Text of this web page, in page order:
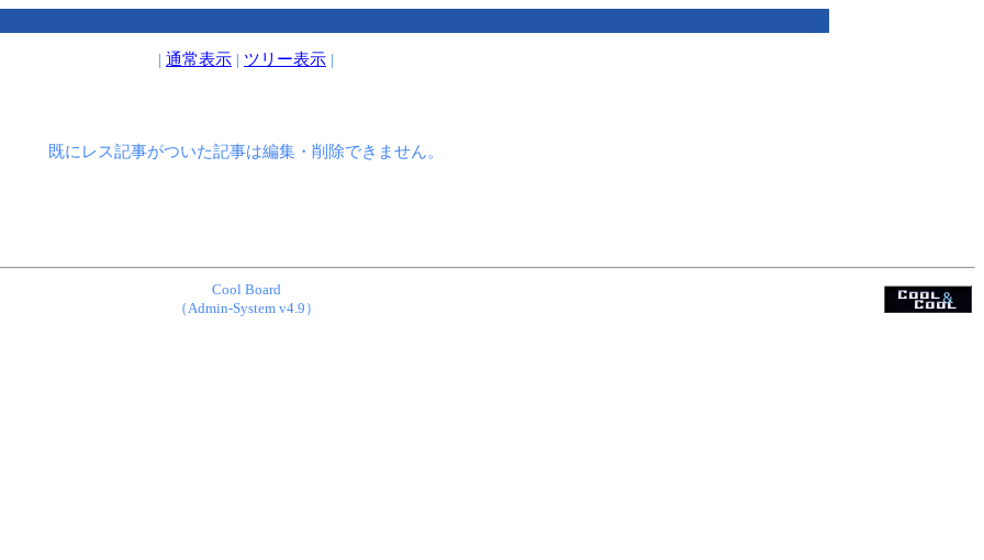
| 通常表示 | ツリー表示 |
既にレス記事がついた記事は編集・削除できません。
Cool Board
（Admin-System v4.9）